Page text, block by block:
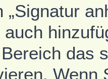
„Signatur
das
Wenn